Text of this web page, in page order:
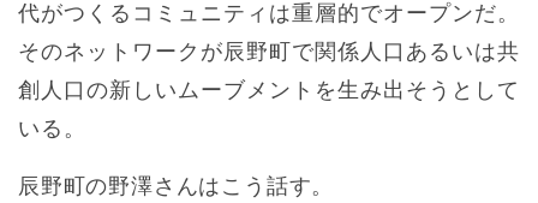
代がつくるコミュニティは重層的でオープンだ。
そのネットワークが辰野町で関係人口あるいは共
創人口の新しいムーブメントを生み出そうとして
いる。
辰野町の野澤さんはこう話す。